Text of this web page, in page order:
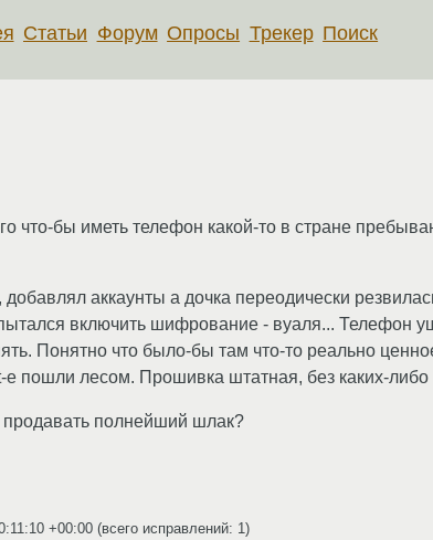
Статьи Форум Опросы Трекер Поиск
что-бы иметь телефон какой-то в стране
аккаунты а дочка переодически
включить шифрование - вуаля... Телефон
Понятно что было-бы там что-то реально
е пошли лесом. Прошивка штатная, без каких-
полнейший шлак?
+00:00 (всего исправлений: 1)